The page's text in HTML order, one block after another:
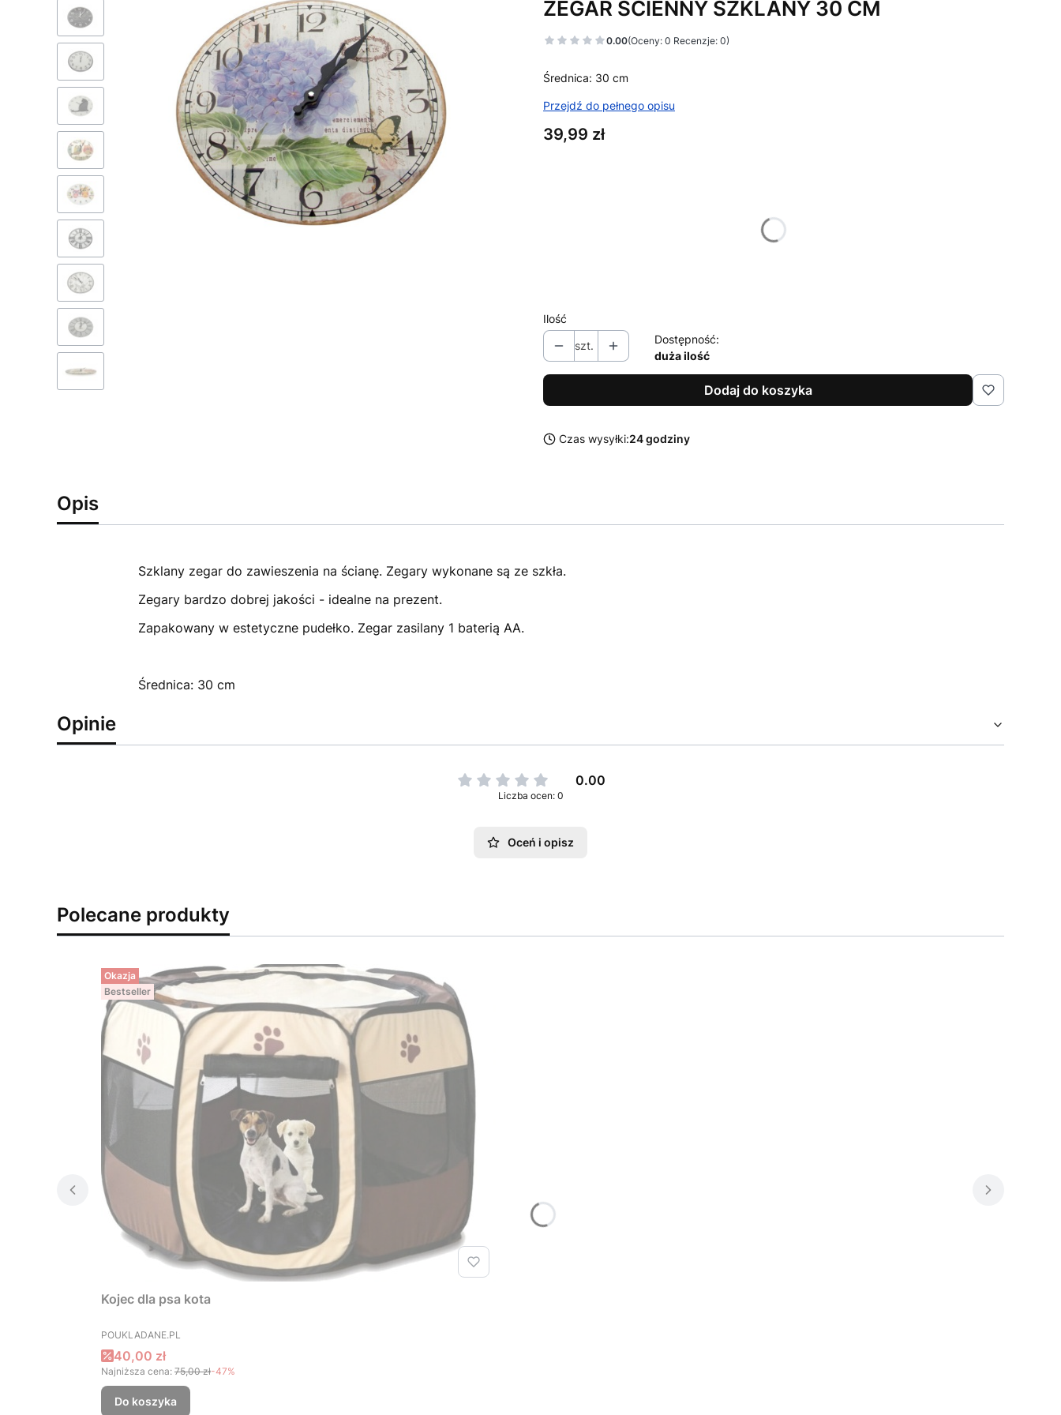
ZEGAR ŚCIENNY SZKLANY 30 CM
0.00(Oceny: 0 Recenzje: 0)
Średnica: 30 cm
Przejdź do pełnego opisu
Cena
39,99 zł
Ilość
szt.
Dostępność:
duża ilość
Dodaj do koszyka
Czas wysyłki:24 godziny
Opis
Szklany zegar do zawieszenia na ścianę. Zegary wykonane są ze szkła.
Zegary bardzo dobrej jakości - idealne na prezent.
Zapakowany w estetyczne pudełko. Zegar zasilany 1 baterią AA.
Średnica: 30 cm
Opinie
0.00
Liczba ocen: 0
Oceń i opisz
Polecane produkty
Okazja
Bestseller
Kojec dla psa kota
PRODUCENT
POUKLADANE.PL
Cena promocyjna
40,00 zł
Najniższa cena: 75,00 zł-47%
Do koszyka